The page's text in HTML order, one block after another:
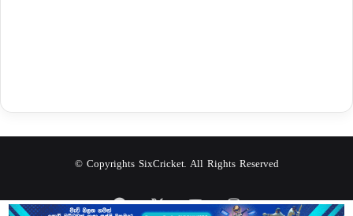
© Copyrights SixCricket. All Rights Reserved
Facebook
X YouTubeInstagram